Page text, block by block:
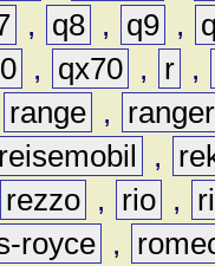
, q8 , q9 ,
, qx70 , r ,
range ,
ranger
reisemobil ,
rezzo , rio ,
royce ,